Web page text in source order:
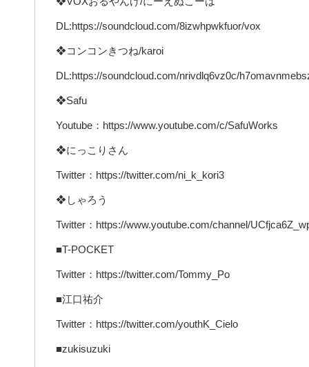
DL:https://soundcloud.com/8izwhpwkfuor/vox
❖コンコンきつね/karoi
DL:https://soundcloud.com/nrivdlq6vz0c/
❖Safu
Youtube：https://www.youtube.com/c/SafuWorks
❖にっこりさん
Twitter：https://twitter.com/ni_k_kori3
❖しゃろう
Twitter：https://www.youtube.com/channel/
■T-POCKET
Twitter：https://twitter.com/Tommy_Po
■江口祐介
Twitter：https://twitter.com/youthK_Cielo
■zukisuzuki